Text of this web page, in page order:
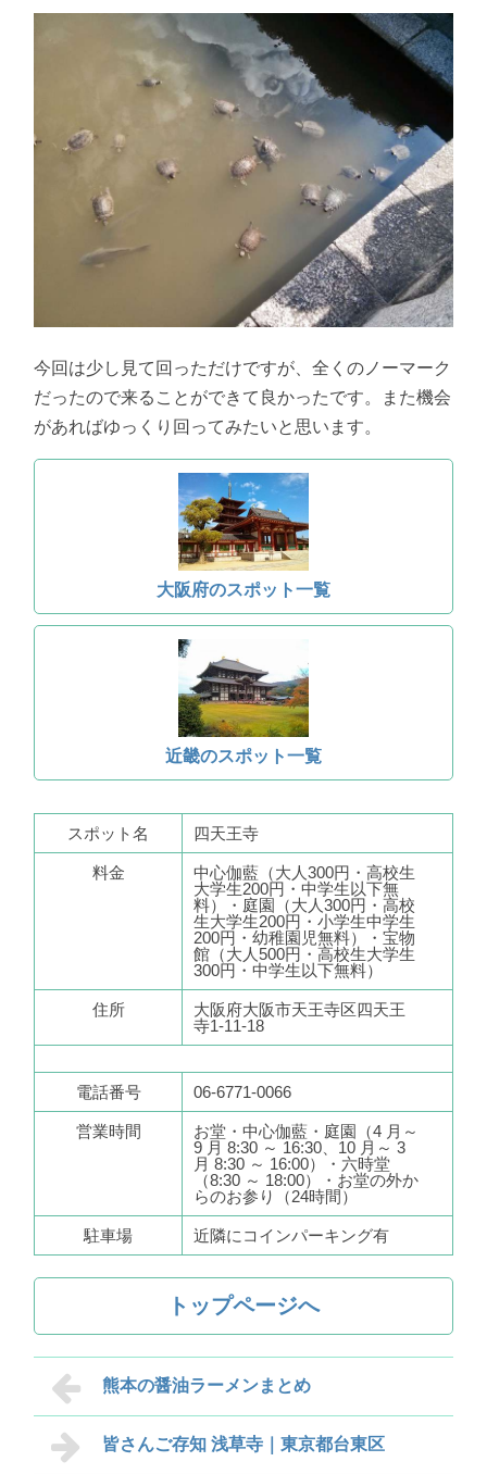
今回は少し見て回っただけですが、全くのノーマーク
だったので来ることができて良かったです。また機会
があればゆっくり回ってみたいと思います。
大阪府のスポット一覧
近畿のスポット一覧
スポット名 四天王寺
料金
中心伽藍（大人300円・高校生
大学生200円・中学生以下無
料）・庭園（大人300円・高校
生大学生200円・小学生中学生
200円・幼稚園児無料）・宝物
館（大人500円・高校生大学生
300円・中学生以下無料）
住所
大阪府大阪市天王寺区四天王
寺1-11-18
電話番号 06-6771-0066
営業時間
お堂・中心伽藍・庭園（4 月～
9 月 8:30 ～ 16:30、10 月～ 3
月 8:30 ～ 16:00）・六時堂
（8:30 ～ 18:00）・お堂の外か
らのお参り（24時間）
駐車場 近隣にコインパーキング有
トップページへ
熊本の醤油ラーメンまとめ
皆さんご存知 浅草寺｜東京都台東区